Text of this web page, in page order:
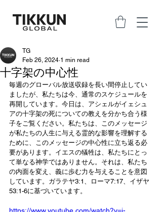
十字架の中心性
TG
Feb 26, 2024 1 min read
毎週のグローバル放送収録を長い間停止してい
ましたが、私たちは今、通常のスケジュールを
再開しています。今日は、アシェルがイェシュ
アの十字架の死についての教えを分かち合う様
子をご覧ください。私たちは、このメッセージ
が私たちの人生に与える霊的な影響を理解する
ために、このメッセージの中心性に立ち返る必
要があります。イエスの犠牲は、私たちにとっ
て単なる神学ではありません。それは、私たち
の内面を変え、義に歩む力を与えることを意図
しています。ガラテヤ3:1、ローマ7:17、イザヤ
53:1-6に基づいています。